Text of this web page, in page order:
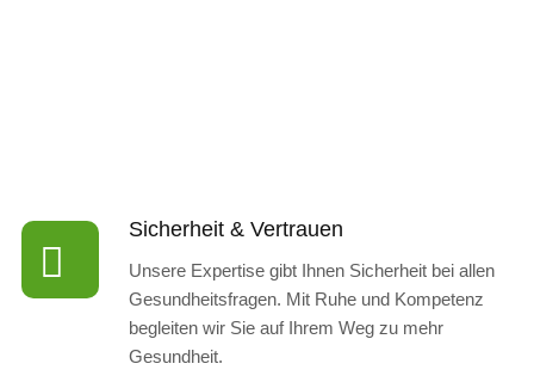
Sicherheit & Vertrauen
Unsere Expertise gibt Ihnen Sicherheit bei allen
Gesundheitsfragen. Mit Ruhe und Kompetenz
begleiten wir Sie auf Ihrem Weg zu mehr
Gesundheit.